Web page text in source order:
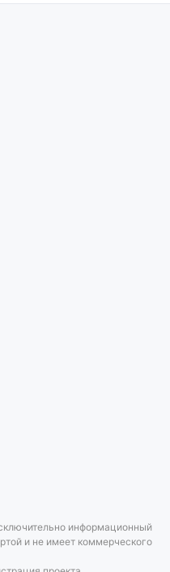
информационный
и не имеет коммерческого